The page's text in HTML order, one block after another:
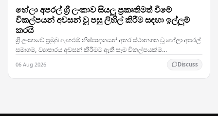
හේලා අපරල් ශ්‍රී ලංකාව සියලු ප්‍රකෘතිමත් වීමේ
විකල්පයන් අවසන් වූ පසු ලිහිල් කිරීම සඳහා ඉල්ලුම්
කරයි
ශ්‍රී ලංකාවේ ප්‍රමුඛ ඇඟළුම් නිෂ්පාදකයන් අතර ස්ථානගත වූ හේලා අපරල්
සමාගම, ව්‍යාපාරය අවසන් කිරීමට ඇති සෑම විකල්පයක්ම
06 Aug 2026 Discuss